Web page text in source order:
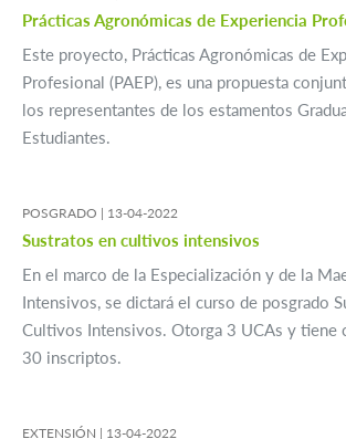
Prácticas Agronómicas de Experiencia
Este proyecto, Prácticas Agronómicas de
Profesional (PAEP), es una propuesta
los representantes de los estamentos
Estudiantes.
POSGRADO | 13-04-2022
Sustratos en cultivos intensivos
En el marco de la Especialización y de la
Intensivos, se dictará el curso de posgrado
Cultivos Intensivos. Otorga 3 UCAs y tiene
30 inscriptos.
EXTENSIÓN | 13-04-2022